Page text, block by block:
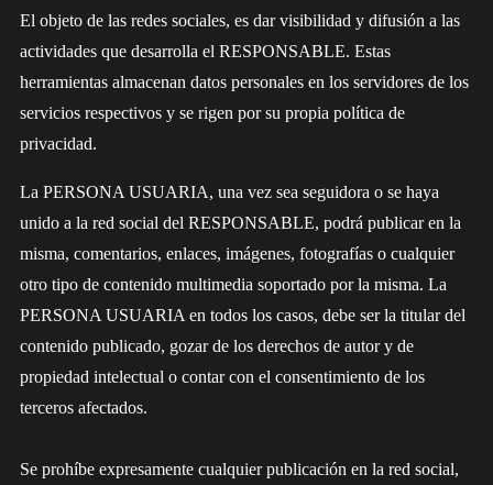
El objeto de las redes sociales, es dar visibilidad y difusión a las
actividades que desarrolla el RESPONSABLE. Estas
herramientas almacenan datos personales en los servidores de los
servicios respectivos y se rigen por su propia política de
privacidad.
La PERSONA USUARIA, una vez sea seguidora o se haya
unido a la red social del RESPONSABLE, podrá publicar en la
misma, comentarios, enlaces, imágenes, fotografías o cualquier
otro tipo de contenido multimedia soportado por la misma. La
PERSONA USUARIA en todos los casos, debe ser la titular del
contenido publicado, gozar de los derechos de autor y de
propiedad intelectual o contar con el consentimiento de los
terceros afectados.
Se prohíbe expresamente cualquier publicación en la red social,